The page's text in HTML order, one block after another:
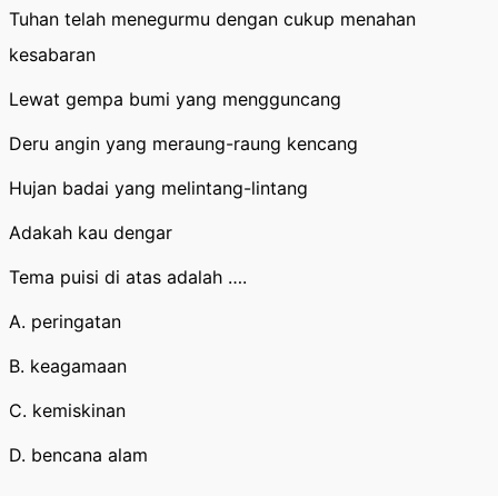
Tuhan telah menegurmu dengan cukup menahan
kesabaran
Lewat gempa bumi yang mengguncang
Deru angin yang meraung-raung kencang
Hujan badai yang melintang-lintang
Adakah kau dengar
Tema puisi di atas adalah ….
A. peringatan
B. keagamaan
C. kemiskinan
D. bencana alam